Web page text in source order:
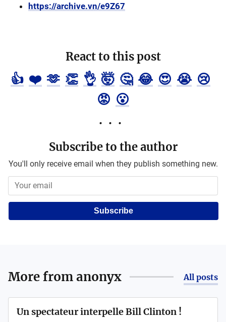
https://archive.vn/e9Z67
React to this post
👍 ❤️ 🫶 👏 👌 🤯 🤔 😂 😍 😭 😢
😡 😮
Subscribe to the author
You'll only receive email when they publish something new.
Subscribe
More fromanonyx All posts
Un spectateur interpelle Bill Clinton !